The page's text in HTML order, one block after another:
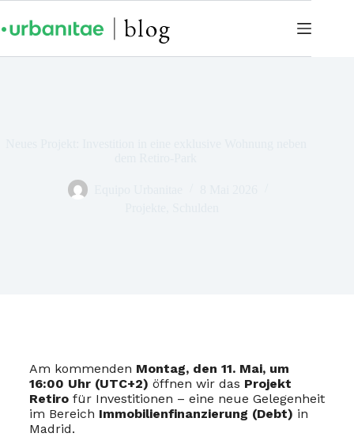
Am kommenden Montag, den 11. Mai, um
16:00 Uhr (UTC+2) öffnen wir das Projekt
Retirofür Investitionen – eine neue Gelegenheit
im Bereich Immobilienfinanzierung (Debt) in
Madrid.